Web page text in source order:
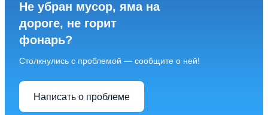
Не убран мусор, яма на
дороге, не горит
фонарь?
Столкнулись с проблемой — сообщите о ней!
Написать о проблеме